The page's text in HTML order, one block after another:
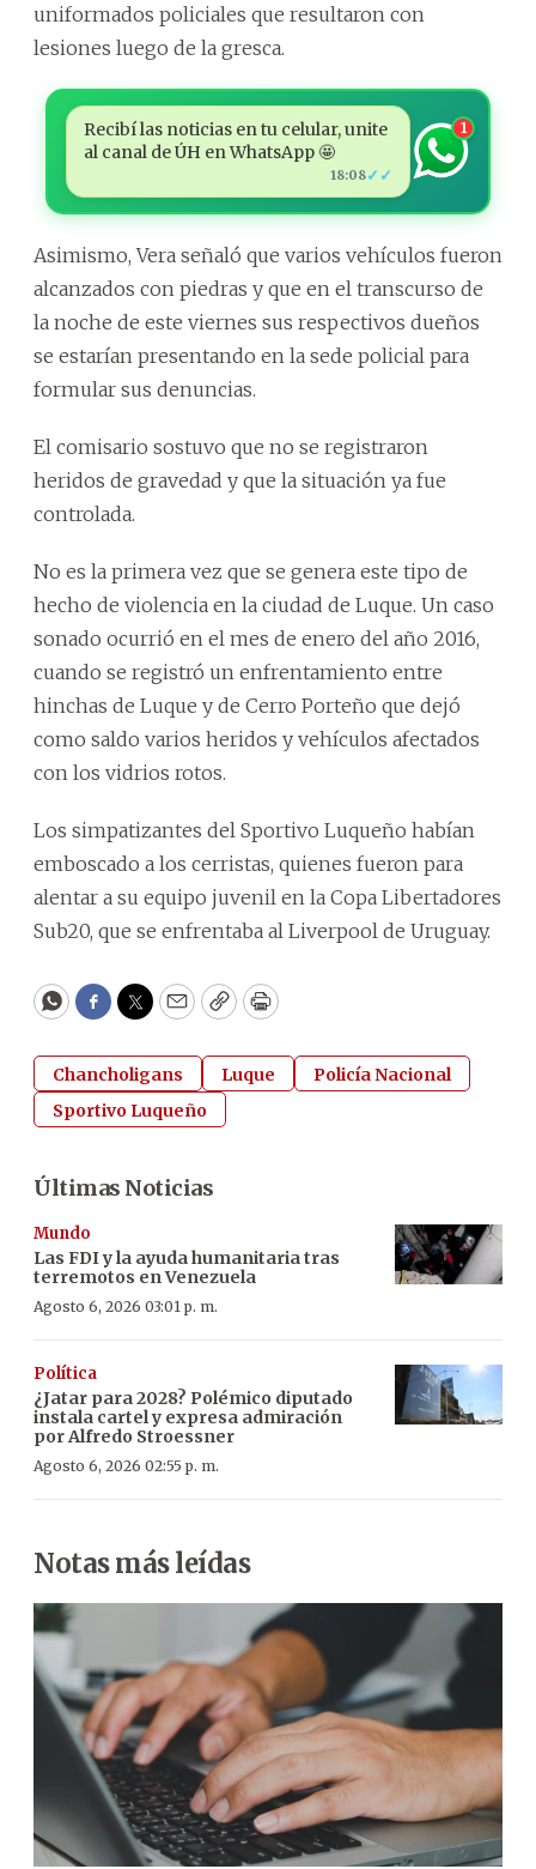
uniformados policiales que resultaron con
lesiones luego de la gresca.
Recibí las noticias en tu celular, unite
al canal de ÚH en WhatsApp 🤩
18:08✓✓
1
Asimismo, Vera señaló que varios vehículos fueron
alcanzados con piedras y que en el transcurso de
la noche de este viernes sus respectivos dueños
se estarían presentando en la sede policial para
formular sus denuncias.
El comisario sostuvo que no se registraron
heridos de gravedad y que la situación ya fue
controlada.
No es la primera vez que se genera este tipo de
hecho de violencia en la ciudad de Luque. Un caso
sonado ocurrió en el mes de enero del año 2016,
cuando se registró un enfrentamiento entre
hinchas de Luque y de Cerro Porteño que dejó
como saldo varios heridos y vehículos afectados
con los vidrios rotos.
Los simpatizantes del Sportivo Luqueño habían
emboscado a los cerristas, quienes fueron para
alentar a su equipo juvenil en la Copa Libertadores
Sub20, que se enfrentaba al Liverpool de Uruguay.
WhatsApp
Facebook
Twitter
EmailCopyPrint
Chancholigans Luque
Policía Nacional
Sportivo Luqueño
Últimas Noticias
Mundo
Las FDI y la ayuda humanitaria tras
terremotos en Venezuela
Agosto 6, 2026 03:01 p. m.
Política
¿Jatar para 2028? Polémico diputado
instala cartel y expresa admiración
por Alfredo Stroessner
Agosto 6, 2026 02:55 p. m.
Notas más leídas